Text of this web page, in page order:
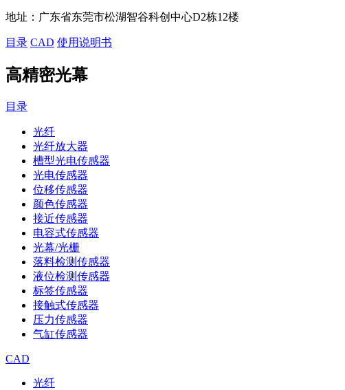
地址： 广东省东莞市松湖智谷科创中心D2栋12楼
目录 CAD 使用说明书
高精密光幕
目录
光纤
光纤放大器
槽型光电传感器
光电传感器
位移传感器
颜色传感器
接近传感器
电容式传感器
光幕/光栅
落料检测传感器
液位检测传感器
标签传感器
接触式传感器
压力传感器
气缸传感器
CAD
光纤